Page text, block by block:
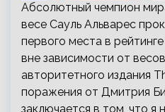
Абсолютный чемпион
весе Сауль Альварес
первого места в
вне зависимости от
авторитетного издания
поражения от Дмитрия
заключается в том, что я